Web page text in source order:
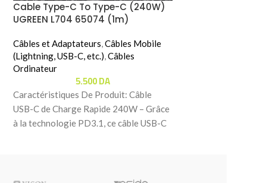
Cable Type-C To Type-C (240W)
UGREEN L704 65074 (1m)
Câbles et Adaptateurs,Câbles Mobile
(Lightning, USB-C, etc.),Câbles
Ordinateur
5.500DA
Caractéristiques De Produit: Câble
USB-C de Charge Rapide 240W – Grâce
à la technologie PD3.1, ce câble USB-C